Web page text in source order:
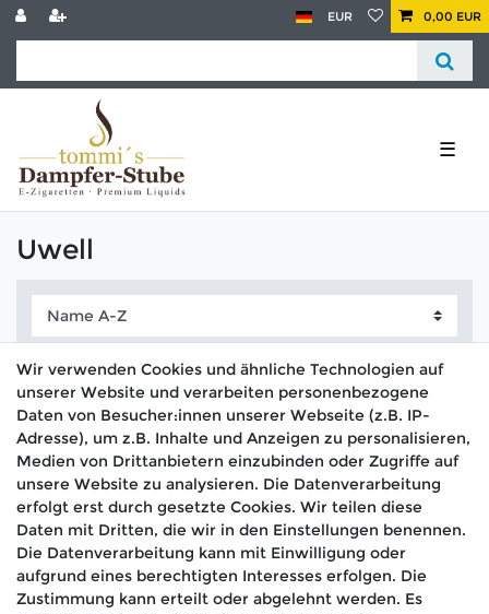
EUR 0,00 EUR
☰
Uwell
🚚 Schneller Versand
Wir verwenden Cookies und ähnliche Technologien auf
unserer Website und verarbeiten personenbezogene
Daten von Besucher:innen unserer Webseite (z.B. IP-
Adresse), um z.B. Inhalte und Anzeigen zu personalisieren,
Medien von Drittanbietern einzubinden oder Zugriffe auf
unsere Website zu analysieren. Die Datenverarbeitung
erfolgt erst durch gesetzte Cookies. Wir teilen diese
Daten mit Dritten, die wir in den Einstellungen benennen.
Die Datenverarbeitung kann mit Einwilligung oder
aufgrund eines berechtigten Interesses erfolgen. Die
Zustimmung kann erteilt oder abgelehnt werden. Es